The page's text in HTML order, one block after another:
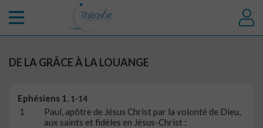
DE LA GRÂCE À LA LOUANGE
Ephésiens 1, 1-14
1
Paul, apôtre de Jésus Christ par la volonté de Dieu,
aux saints et fidèles en Jésus-Christ :